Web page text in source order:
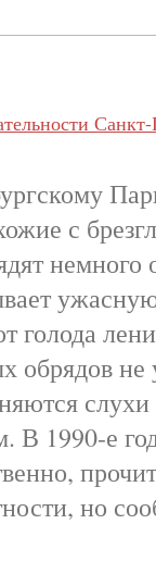
Санкт-
с
голода
не
В 1990-е
но